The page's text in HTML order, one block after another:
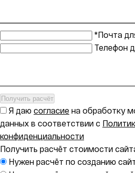
*Почта
Телефон
Получить расчёт
Я даю согласие на обработку
данных в соответствии с
конфиденциальности
Получить расчёт стоимости
Нужен расчёт по созданию